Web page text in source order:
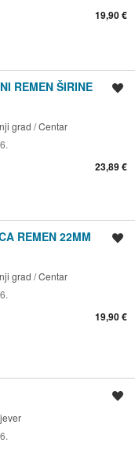
19,90 €
REMEN ŠIRINE
grad / Centar
23,89 €
REMEN 22MM
grad / Centar
19,90 €